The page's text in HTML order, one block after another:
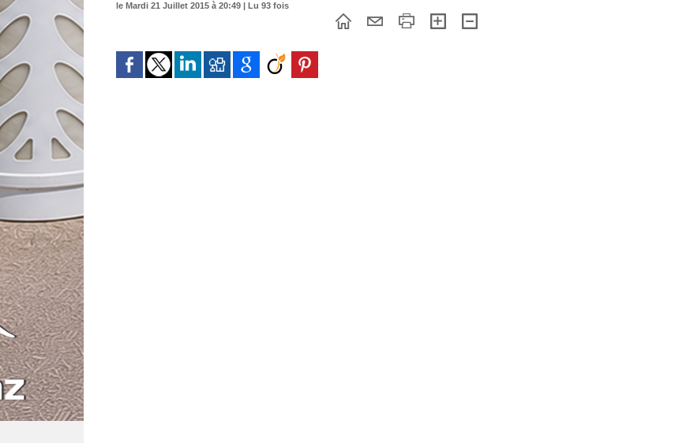
le Mardi 21 Juillet 2015 à 20:49 | Lu 93 fois